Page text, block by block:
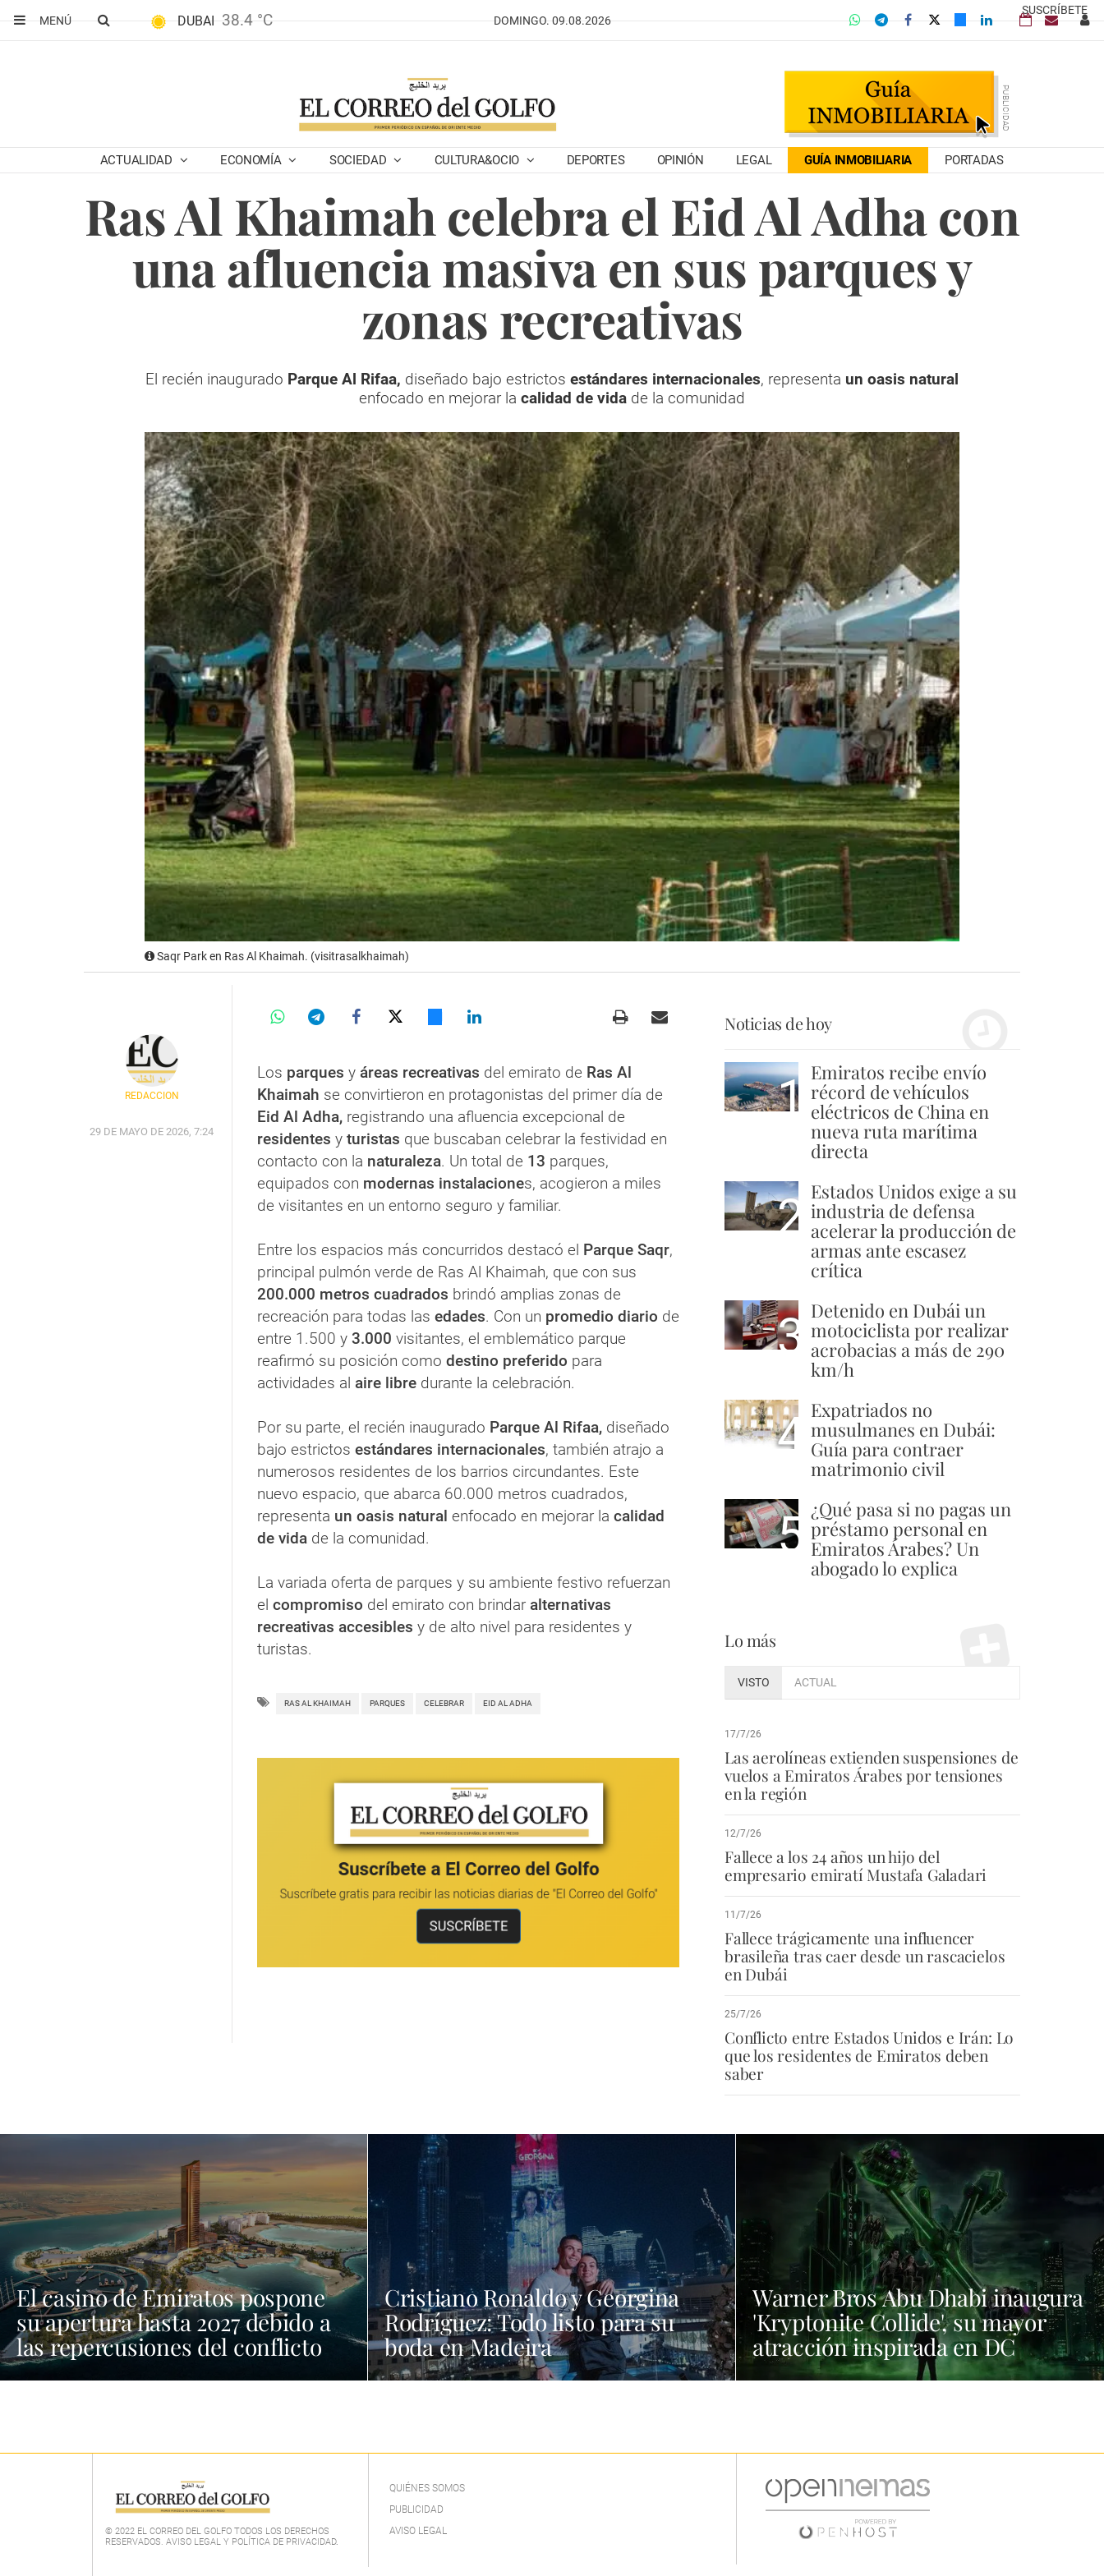
SUSCRÍBETE
MENÚ
DUBAI 38.4 °C DOMINGO. 09.08.2026
ACTUALIDAD ECONOMÍA SOCIEDAD CULTURA&OCIO DEPORTES OPINIÓN LEGAL GUÍA INMOBILIARIA PORTADAS
Ras Al Khaimah celebra el Eid Al Adha con
una afluencia masiva en sus parques y
zonas recreativas
El recién inaugurado Parque Al Rifaa, diseñado bajo estrictos estándares internacionales, representa un oasis natural
enfocado en mejorar la calidad de vida de la comunidad
Saqr Park en Ras Al Khaimah. (visitrasalkhaimah)
REDACCIÓN
29 DE MAYO DE 2026, 7:24
Los parques y áreas recreativas del emirato de Ras Al
Khaimah se convirtieron en protagonistas del primer día de
Eid Al Adha, registrando una afluencia excepcional de
residentes y turistas que buscaban celebrar la festividad en
contacto con la naturaleza. Un total de 13 parques,
equipados con modernas instalaciones, acogieron a miles
de visitantes en un entorno seguro y familiar.
Entre los espacios más concurridos destacó el Parque Saqr,
principal pulmón verde de Ras Al Khaimah, que con sus
200.000 metros cuadrados brindó amplias zonas de
recreación para todas las edades. Con un promedio diario de
entre 1.500 y 3.000 visitantes, el emblemático parque
reafirmó su posición como destino preferido para
actividades al aire libre durante la celebración.
Por su parte, el recién inaugurado Parque Al Rifaa, diseñado
bajo estrictos estándares internacionales, también atrajo a
numerosos residentes de los barrios circundantes. Este
nuevo espacio, que abarca 60.000 metros cuadrados,
representa un oasis natural enfocado en mejorar la calidad
de vida de la comunidad.
La variada oferta de parques y su ambiente festivo refuerzan
el compromiso del emirato con brindar alternativas
recreativas accesibles y de alto nivel para residentes y
turistas.
RAS AL KHAIMAH PARQUES CELEBRAR EID AL ADHA
Noticias de hoy
1 Emiratos recibe envío
récord de vehículos
eléctricos de China en
nueva ruta marítima
directa
2 Estados Unidos exige a su
industria de defensa
acelerar la producción de
armas ante escasez
crítica
3 Detenido en Dubái un
motociclista por realizar
acrobacias a más de 290
km/h
4 Expatriados no
musulmanes en Dubái:
Guía para contraer
matrimonio civil
5 ¿Qué pasa si no pagas un
préstamo personal en
Emiratos Árabes? Un
abogado lo explica
Lo más
VISTO ACTUAL
17/7/26
Las aerolíneas extienden suspensiones de
vuelos a Emiratos Árabes por tensiones
en la región
12/7/26
Fallece a los 24 años un hijo del
empresario emiratí Mustafa Galadari
11/7/26
Fallece trágicamente una influencer
brasileña tras caer desde un rascacielos
en Dubái
25/7/26
Conflicto entre Estados Unidos e Irán: Lo
que los residentes de Emiratos deben
saber
El casino de Emiratos pospone
su apertura hasta 2027 debido a
las repercusiones del conflicto
Cristiano Ronaldo y Georgina
Rodríguez: Todo listo para su
boda en Madeira
Warner Bros Abu Dhabi inaugura
'Kryptonite Collide', su mayor
atracción inspirada en DC
Comics
© 2022 EL CORREO DEL GOLFO TODOS LOS DERECHOS
RESERVADOS. AVISO LEGAL Y POLÍTICA DE PRIVACIDAD.
QUIÉNES SOMOS
PUBLICIDAD
AVISO LEGAL